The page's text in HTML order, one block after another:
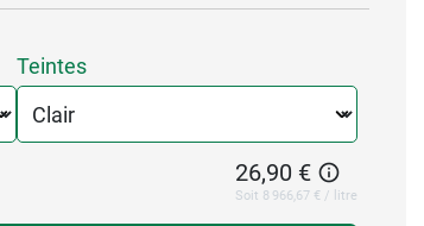
Teintes
26,90 €
Soit 8 966,67 € / litre